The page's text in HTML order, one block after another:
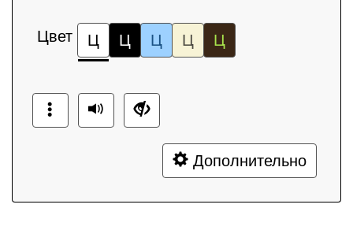
Цвет Ц Ц Ц Ц Ц
Дополнительно